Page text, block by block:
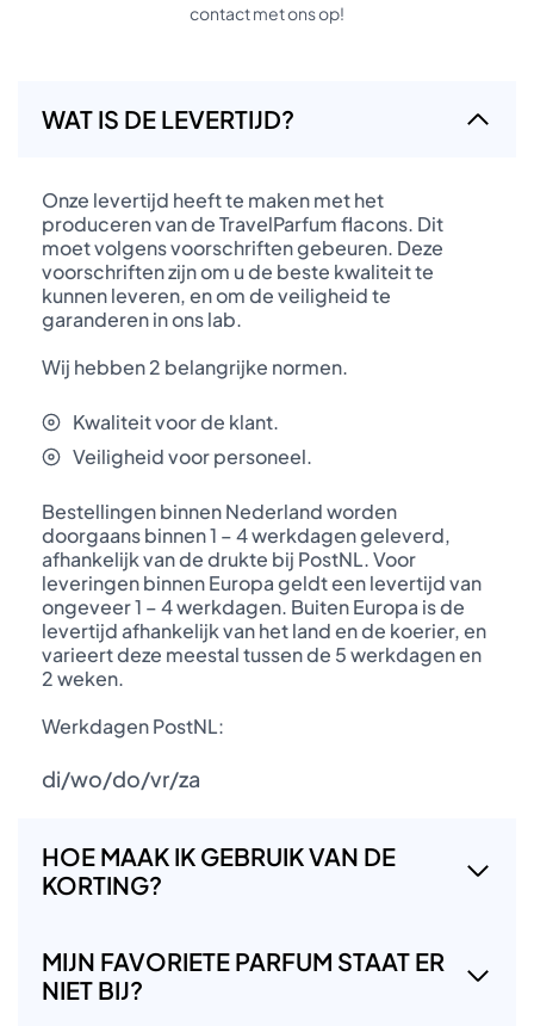
contact met ons op!
WAT IS DE LEVERTIJD?
Onze levertijd heeft te maken met het
produceren van de TravelParfum flacons. Dit
moet volgens voorschriften gebeuren. Deze
voorschriften zijn om u de beste kwaliteit te
kunnen leveren, en om de veiligheid te
garanderen in ons lab.
Wij hebben 2 belangrijke normen.
Kwaliteit voor de klant.
Veiligheid voor personeel.
Bestellingen binnen Nederland worden
doorgaans binnen 1 – 4 werkdagen geleverd,
afhankelijk van de drukte bij PostNL. Voor
leveringen binnen Europa geldt een levertijd van
ongeveer 1 – 4 werkdagen. Buiten Europa is de
levertijd afhankelijk van het land en de koerier, en
varieert deze meestal tussen de 5 werkdagen en
2 weken.
Werkdagen PostNL:
di/wo/do/vr/za
HOE MAAK IK GEBRUIK VAN DE
KORTING?
MIJN FAVORIETE PARFUM STAAT ER
NIET BIJ?